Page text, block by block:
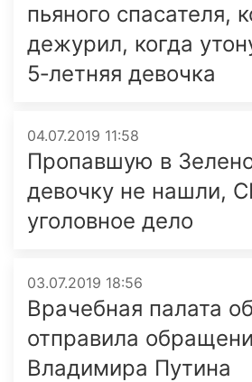
пьяного спасателя,
дежурил, когда
5‑летняя девочка
04.07.2019 11:58
Пропавшую в
девочку не нашли,
уголовное дело
03.07.2019 18:56
Врачебная палата
отправила
Владимира Путина